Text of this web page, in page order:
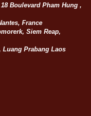
20 jours/19 nuits
Tho - Saigon - Envol
- Danang - Ba Na Hill -
DE LOIRE
Nguyen - Hoang Su Phi
Boulevard Pham Hung ,
France
Siem Reap,
Luang Prabang Laos